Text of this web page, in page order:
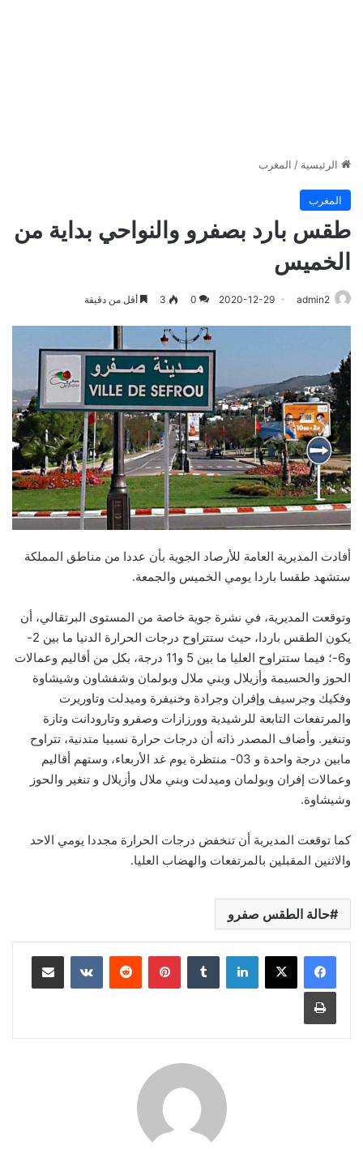
الرئيسية / المغرب
المغرب
طقس بارد بصفرو والنواحي بداية من
الخميس
admin2
2020-12-29
0
3 أقل من دقيقة
أفادت المديرية العامة للأرصاد الجوية بأن عددا من مناطق المملكة
ستشهد طقسا باردا يومي الخميس والجمعة.
وتوقعت المديرية، في نشرة جوية خاصة من المستوى البرتقالي، أن
يكون الطقس باردا، حيث ستتراوح درجات الحرارة الدنيا ما بين 2-
و6-؛ فيما ستتراوح العليا ما بين 5 و11 درجة، بكل من أقاليم وعمالات
الحوز والحسيمة وأزيلال وبني ملال وبولمان وشفشاون وشيشاوة
وفكيك وجرسيف وإفران وجرادة وخنيفرة وميدلت وتاوريرت
والمرتفعات التابعة للرشيدية وورزازات وصفرو وتارودانت وتازة
وتنغير. وأضاف المصدر ذاته أن درجات حرارة نسبيا متدنية، تتراوح
مابين درجة واحدة و 03- منتظرة يوم غد الأربعاء، وستهم أقاليم
وعمالات إفران وبولمان وميدلت وبني ملال وأزيلال و تنغير والحوز
وشيشاوة.
كما توقعت المديرية أن تنخفض درجات الحرارة مجددا يومي الاحد
والاثنين المقبلين بالمرتفعات والهضاب العليا.
حالة الطقس صفرو
لينكدإن بينتيريست مشاركة عبر البريد
طباعة